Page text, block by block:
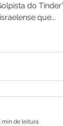
do
que...
min de leitura